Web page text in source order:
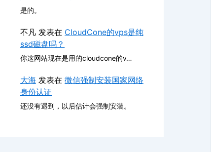
是的。
不凡 发表在 CloudCone的vps是纯
ssd磁盘吗？
你这网站现在是用的cloudcone的v…
大海 发表在 微信强制安装国家网络
身份认证
还没有遇到，以后估计会强制安装。